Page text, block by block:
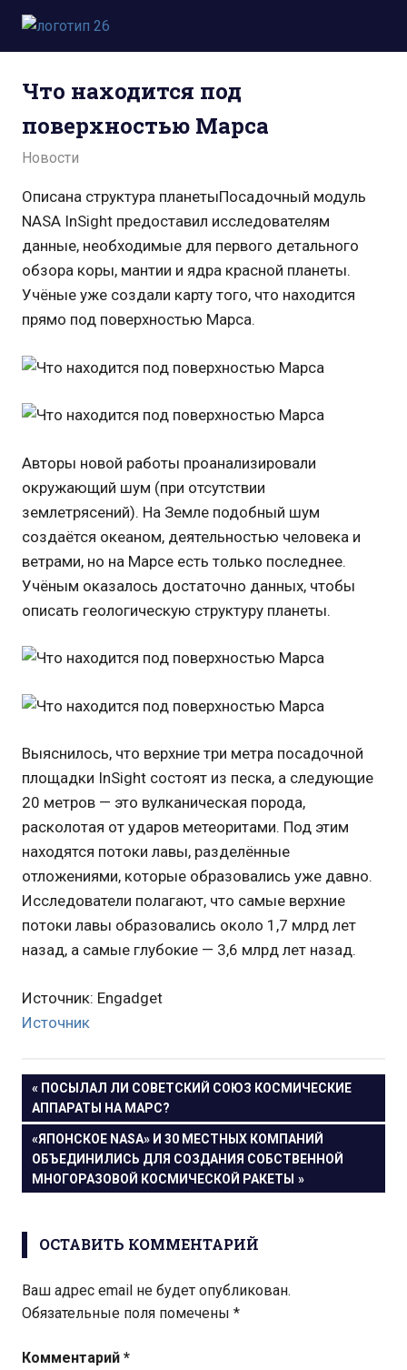
Пропустить
перейти
содержимому
космосе.
фото,
юмор,
знаний.
Что находится под
поверхностью Марса
28.11.2021
admin
Новости
Описана структура планетыПосадочный модуль
NASA InSight предоставил исследователям
данные, необходимые для первого детального
обзора коры, мантии и ядра красной планеты.
Учёные уже создали карту того, что находится
прямо под поверхностью Марса.
Авторы новой работы проанализировали
окружающий шум (при отсутствии
землетрясений). На Земле подобный шум
создаётся океаном, деятельностью человека и
ветрами, но на Марсе есть только последнее.
Учёным оказалось достаточно данных, чтобы
описать геологическую структуру планеты.
Выяснилось, что верхние три метра посадочной
площадки InSight состоят из песка, а следующие
20 метров — это вулканическая порода,
расколотая от ударов метеоритами. Под этим
находятся потоки лавы, разделённые
отложениями, которые образовались уже давно.
Исследователи полагают, что самые верхние
потоки лавы образовались около 1,7 млрд лет
назад, а самые глубокие — 3,6 млрд лет назад.
Источник: Engadget
Источник
Навигация
по
записям
ПРЕДЫДУЩАЯ
ЗАПИСЬ:
ПОСЫЛАЛ ЛИ СОВЕТСКИЙ СОЮЗ КОСМИЧЕСКИЕ
АППАРАТЫ НА МАРС?
СЛЕДУЮЩАЯ
ЗАПИСЬ:
«ЯПОНСКОЕ NASA» И 30 МЕСТНЫХ КОМПАНИЙ
ОБЪЕДИНИЛИСЬ ДЛЯ СОЗДАНИЯ СОБСТВЕННОЙ
МНОГОРАЗОВОЙ КОСМИЧЕСКОЙ РАКЕТЫ
ОСТАВИТЬ КОММЕНТАРИЙ
Ваш адрес email не будет опубликован.
Обязательные поля помечены *
Комментарий *